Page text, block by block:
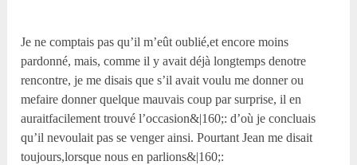
Je ne comptais pas qu’il m’eût oublié,et encore moins
pardonné, mais, comme il y avait déjà longtemps denotre
rencontre, je me disais que s’il avait voulu me donner ou
mefaire donner quelque mauvais coup par surprise, il en
auraitfacilement trouvé l’occasion&|160;: d’où je concluais
qu’il nevoulait pas se venger ainsi. Pourtant Jean me disait
toujours,lorsque nous en parlions&|160;: